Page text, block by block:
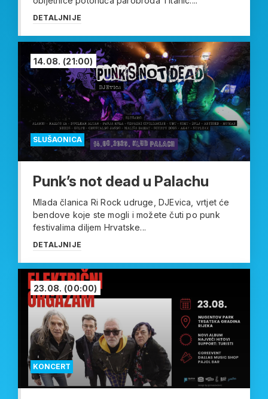
DETALJNIJE
SLUŠAONICA
14.08. (21:00)
Punk’s not dead u Palachu
Mlada članica Ri Rock udruge, DJEvica, vrtjet će
bendove koje ste mogli i možete čuti po punk
festivalima diljem Hrvatske...
DETALJNIJE
KONCERT
23.08. (00:00)